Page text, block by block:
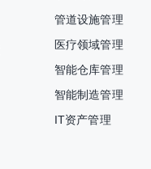
管道设施管理
医疗领域管理
智能仓库管理
智能制造管理
IT资产管理